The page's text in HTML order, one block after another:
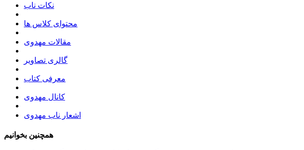
نکات ناب
محتوای کلاس ها
مقالات مهدوی
گالری تصاویر
معرفی کتاب
کانال مهدوی
اشعار ناب مهدوی
همچنین بخوانیم